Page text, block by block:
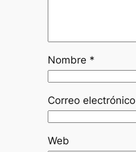
Nombre *
Correo electrónico
Web